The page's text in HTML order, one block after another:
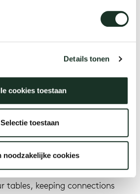
Details tonen
cookies toestaan
Selectie toestaan
noodzakelijke cookies
solutions integrate
tables, keeping connections